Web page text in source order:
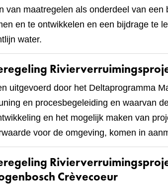
van maatregelen als onderdeel van
en te ontwikkelen en een bijdrage te
water.
uitgevoerd door het Deltaprogramma
en procesbegeleiding en waarvan
en het mogelijk maken van
voor de omgeving, komen in
Crèvecoeur